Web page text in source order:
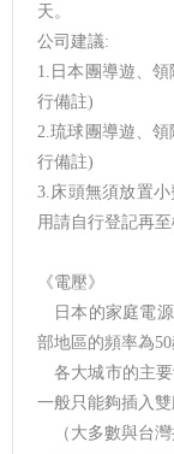
天。
公司建議:
1.日本團導遊、
行備註)
2.琉球團導遊、
行備註)
3.床頭無須放置
用請自行登記再
《電壓》
日本的家庭電源
部地區的頻率為
各大城市的主要
一般只能夠插入
（大多數與台灣